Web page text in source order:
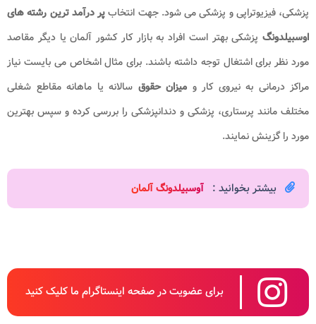
پزشکی، فیزیوتراپی و پزشکی می شود. جهت انتخابپر درآمد ترین رشته های
اوسبیلدونگ پزشکی بهتر است افراد به بازار کار کشور آلمان یا دیگر مقاصد
مورد نظر برای اشتغال توجه داشته باشند. برای مثال اشخاص می بایست نیاز
مراکز درمانی به نیروی کار و میزان حقوق سالانه یا ماهانه مقاطع شغلی
مختلف مانند پرستاری، پزشکی و دندانپزشکی را بررسی کرده و سپس بهترین
مورد را گزینش نمایند.
بیشتر بخوانید : آوسبیلدونگ آلمان​
برای عضویت در صفحه اینستاگرام ما کلیک کنید